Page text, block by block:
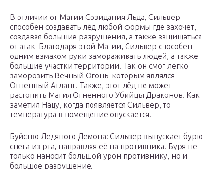
В отличии от Магии Созидания Льда, Сильвер
способен создавать лёд любой формы где захочет,
создавая большие разрушения, а также защищаться
от атак. Благодаря этой Магии, Сильвер способен
одним взмахом руки замораживать людей, а также
большие участки территории. Так он смог легко
заморозить Вечный Огонь, которым являлся
Огненный Атлант. Также, этот лёд не может
растопить Магия Огненного Убийцы Драконов. Как
заметил Нацу, когда появляется Сильвер, то
температура в помещение опускается.
Буйство Ледяного Демона: Сильвер выпускает бурю
снега из рта, направляя её на противника. Буря не
только наносит большой урон противнику, но и
большое разрушение.